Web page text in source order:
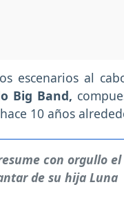
escenarios al
Big Band,
10 años